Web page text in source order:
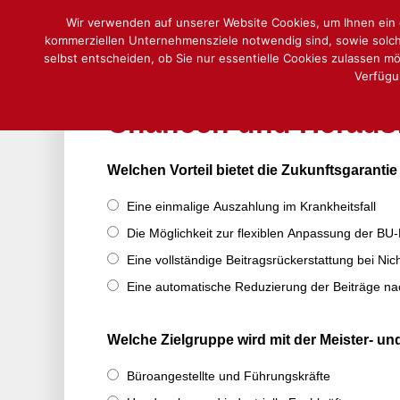
content
Chancen und
Welchen Vorteil bietet die
Eine einmalige Auszahlung im Krankheitsfall
Die Möglichkeit zur flexiblen Anpassung der
Eine vollständige Beitragsrückerstattung bei
Eine automatische Reduzierung der Beiträge
Welche Zielgruppe wird mit der Meister-
Büroangestellte und Führungskräfte
Wir verwenden auf unserer Website Cookies, um Ihnen
kommerziellen Unternehmensziele notwendig sind, sowie
selbst entscheiden, ob Sie nur essentielle Cookies zulassen